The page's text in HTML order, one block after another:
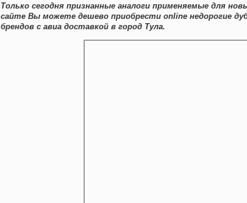
Только сегодня признанные аналоги применяемые для
сайте Вы можете дешево приобрести online недорогие
брендов с авиа доставкой в город Тула.